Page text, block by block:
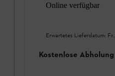
Online verfügbar
Erwartetes Lieferdatum:
Kostenlose Abholung